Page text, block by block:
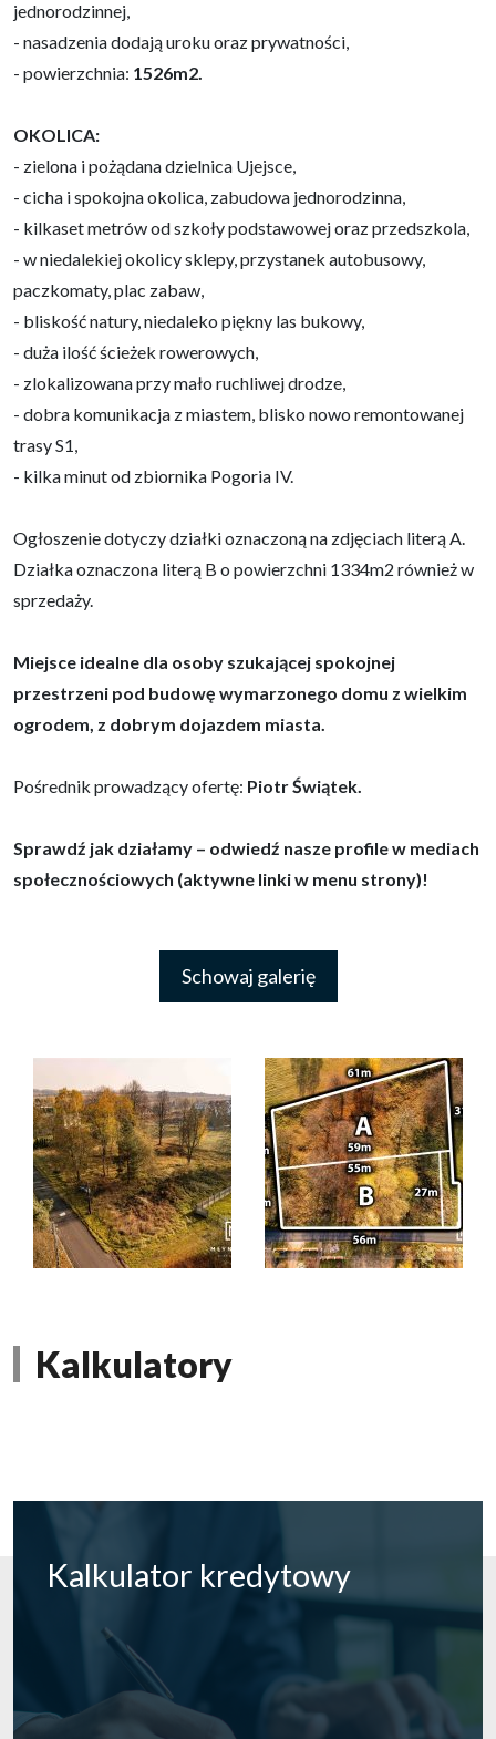
jednorodzinnej,
- nasadzenia dodają uroku oraz prywatności,
- powierzchnia: 1526m2.
OKOLICA:
- zielona i pożądana dzielnica Ujejsce,
- cicha i spokojna okolica, zabudowa jednorodzinna,
- kilkaset metrów od szkoły podstawowej oraz przedszkola,
- w niedalekiej okolicy sklepy, przystanek autobusowy,
paczkomaty, plac zabaw,
- bliskość natury, niedaleko piękny las bukowy,
- duża ilość ścieżek rowerowych,
- zlokalizowana przy mało ruchliwej drodze,
- dobra komunikacja z miastem, blisko nowo remontowanej
trasy S1,
- kilka minut od zbiornika Pogoria IV.
Ogłoszenie dotyczy działki oznaczoną na zdjęciach literą A.
Działka oznaczona literą B o powierzchni 1334m2 również w
sprzedaży.
Miejsce idealne dla osoby szukającej spokojnej
przestrzeni pod budowę wymarzonego domu z wielkim
ogrodem, z dobrym dojazdem miasta.
Pośrednik prowadzący ofertę: Piotr Świątek.
Sprawdź jak działamy – odwiedź nasze profile w mediach
społecznościowych (aktywne linki w menu strony)!
Schowaj galerię
Kalkulatory
Kalkulator kredytowy